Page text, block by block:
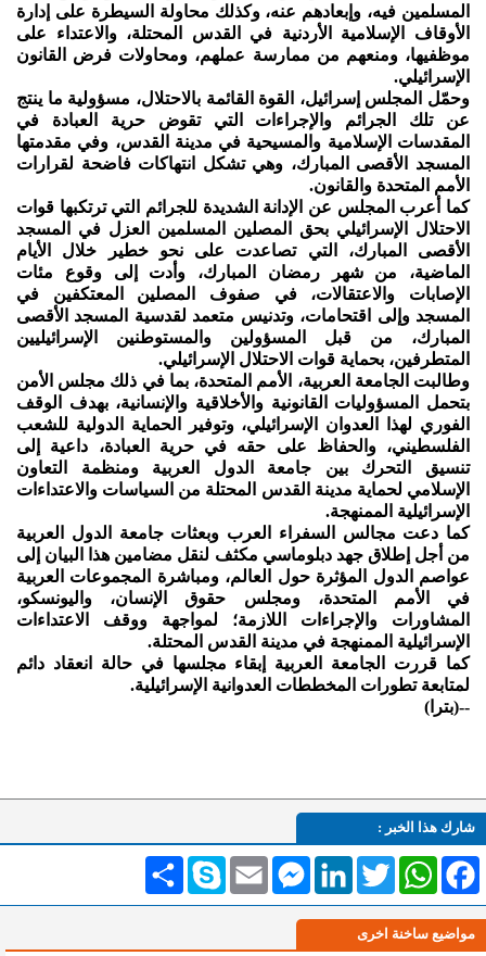
المسلمين فيه، وإبعادهم عنه، وكذلك محاولة السيطرة على إدارة
الأوقاف الإسلامية الأردنية في القدس المحتلة، والاعتداء على
موظفيها، ومنعهم من ممارسة عملهم، ومحاولات فرض القانون
الإسرائيلي.
وحمّل المجلس إسرائيل، القوة القائمة بالاحتلال، مسؤولية ما ينتج
عن تلك الجرائم والإجراءات التي تقوض حرية العبادة في
المقدسات الإسلامية والمسيحية في مدينة القدس، وفي مقدمتها
المسجد الأقصى المبارك، وهي تشكل انتهاكات فاضحة لقرارات
الأمم المتحدة والقانون.
كما أعرب المجلس عن الإدانة الشديدة للجرائم التي ترتكبها قوات
الاحتلال الإسرائيلي بحق المصلين المسلمين العزل في المسجد
الأقصى المبارك، التي تصاعدت على نحو خطير خلال الأيام
الماضية، من شهر رمضان المبارك، وأدت إلى وقوع مئات
الإصابات والاعتقالات، في صفوف المصلين المعتكفين في
المسجد وإلى اقتحامات، وتدنيس متعمد لقدسية المسجد الأقصى
المبارك، من قبل المسؤولين والمستوطنين الإسرائيليين
المتطرفين، بحماية قوات الاحتلال الإسرائيلي.
وطالبت الجامعة العربية، الأمم المتحدة، بما في ذلك مجلس الأمن
بتحمل المسؤوليات القانونية والأخلاقية والإنسانية، بهدف الوقف
الفوري لهذا العدوان الإسرائيلي، وتوفير الحماية الدولية للشعب
الفلسطيني، والحفاظ على حقه في حرية العبادة، داعية إلى
تنسيق التحرك بين جامعة الدول العربية ومنظمة التعاون
الإسلامي لحماية مدينة القدس المحتلة من السياسات والاعتداءات
الإسرائيلية الممنهجة.
كما دعت مجالس السفراء العرب وبعثات جامعة الدول العربية
من أجل إطلاق جهد دبلوماسي مكثف لنقل مضامين هذا البيان إلى
عواصم الدول المؤثرة حول العالم، ومباشرة المجموعات العربية
في الأمم المتحدة، ومجلس حقوق الإنسان، واليونسكو،
المشاورات والإجراءات اللازمة؛ لمواجهة ووقف الاعتداءات
الإسرائيلية الممنهجة في مدينة القدس المحتلة.
كما قررت الجامعة العربية إبقاء مجلسها في حالة انعقاد دائم
لمتابعة تطورات المخططات العدوانية الإسرائيلية.
--(بترا)
شارك هذا الخبر :
انشر Skype Email
MessengerLinkedInTwitterWhatsAppFacebook
مواضيع ساخنة اخرى